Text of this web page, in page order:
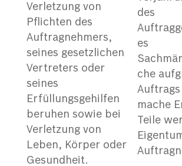
Verletzung von
Pflichten des
Auftragnehmers,
seines gesetzlichen
Vertreters oder
seines
Erfüllungsgehilfen
beruhen sowie bei
Verletzung von
Leben, Körper oder
Gesundheit.
des
es
che
Auftrags
mache
Teile